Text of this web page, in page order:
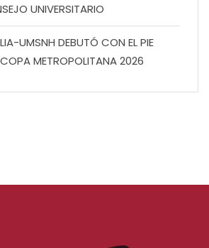
UNIVERSITARIO
UMSNH DEBUTÓ CON EL PIE
METROPOLITANA 2026